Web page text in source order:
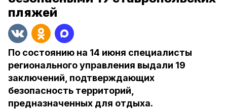
пляжей
По состоянию на 14 июня специалисты
регионального управления выдали 19
заключений, подтверждающих
безопасность территорий,
предназначенных для отдыха.